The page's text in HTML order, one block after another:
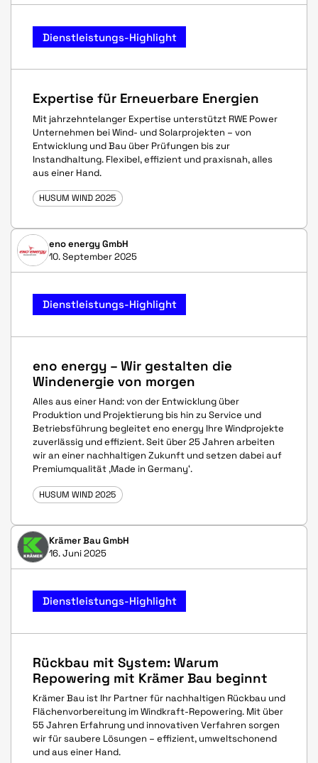
Dienstleistungs-Highlight
Expertise für Erneuerbare Energien
Mit jahrzehntelanger Expertise unterstützt RWE Power
Unternehmen bei Wind- und Solarprojekten – von
Entwicklung und Bau über Prüfungen bis zur
Instandhaltung. Flexibel, effizient und praxisnah, alles
aus einer Hand.
HUSUM WIND 2025
eno energy GmbH
10. September 2025
Dienstleistungs-Highlight
eno energy – Wir gestalten die
Windenergie von morgen
Alles aus einer Hand: von der Entwicklung über
Produktion und Projektierung bis hin zu Service und
Betriebsführung begleitet eno energy Ihre Windprojekte
zuverlässig und effizient. Seit über 25 Jahren arbeiten
wir an einer nachhaltigen Zukunft und setzen dabei auf
Premiumqualität ‚Made in Germany‘.
HUSUM WIND 2025
Krämer Bau GmbH
16. Juni 2025
Dienstleistungs-Highlight
Rückbau mit System: Warum
Repowering mit Krämer Bau beginnt
Krämer Bau ist Ihr Partner für nachhaltigen Rückbau und
Flächenvorbereitung im Windkraft-Repowering. Mit über
55 Jahren Erfahrung und innovativen Verfahren sorgen
wir für saubere Lösungen – effizient, umweltschonend
und aus einer Hand.